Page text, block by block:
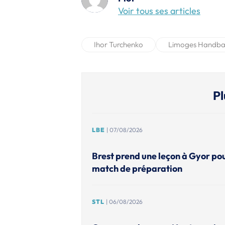
Voir tous ses articles
Ihor Turchenko Limoges
LBE | 07/08/2026
Brest prend une leçon à Gyor
match de préparation
STL | 06/08/2026